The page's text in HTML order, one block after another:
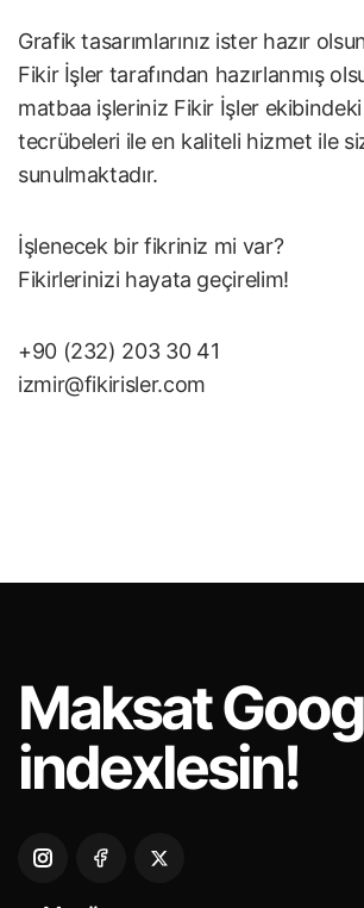
Grafik tasarımlarınız ister hazır
Fikir İşler tarafından hazırlanmış
matbaa işleriniz Fikir İşler
tecrübeleri ile en kaliteli hizmet ile
sunulmaktadır.
İşlenecek bir fikriniz mi var?
Fikirlerinizi hayata geçirelim!
+90 (232) 203 30 41
izmir@fikirisler.com
Maksat
indexlesin!